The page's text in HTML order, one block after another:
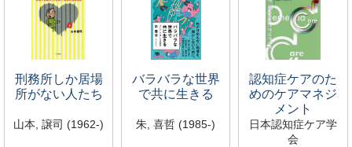
WL/140/O
S200170
新着資料
所蔵中
(430)
閲覧可→各室へ直
接問合せ
大宮研究室
(430)
閲覧可→各室へ直
接問合せ
大宮研究室
刑務所しか居場
所がない人たち
山本, 譲司 (1962-)
バラバラな世界
で共に生きる
朱, 喜哲 (1985-)
認知症ケアのた
めのケアマネジ
メント
日本認知症ケア学
会